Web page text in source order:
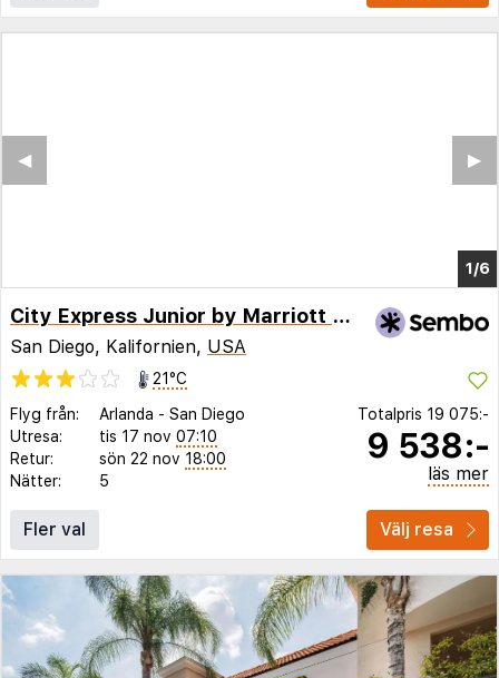
1/2
▶︎
◀︎
City Express Junior by Marriott Tijuana Otay
San Diego, Kalifornien, USA
21°C
Flyg från:
Arlanda - San Diego
Utresa:
tis 17 nov 07:10
Retur:
sön 22 nov 18:00
Nätter:
5
Totalpris 19 075:-
9 538:-
läs mer
Fler val Välj resa